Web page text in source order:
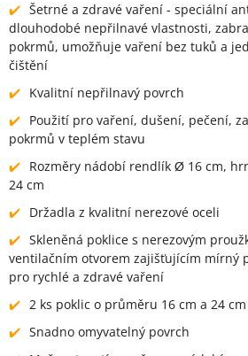
Šetrné a zdravé vaření - speciální
dlouhodobé nepřilnavé vlastnosti,
pokrmů, umožňuje vaření bez tuků a
čištění
Kvalitní nepřilnavý povrch
Použití pro vaření, dušení, pečení,
pokrmů v teplém stavu
Rozměry nádobí rendlík Ø 16 cm,
24 cm
Držadla z kvalitní nerezové oceli
Skleněná poklice s nerezovým
ventilačním otvorem zajišťujícím mírný
pro rychlé a zdravé vaření
2 ks poklic o průměru 16 cm a 24
Snadno omyvatelný povrch